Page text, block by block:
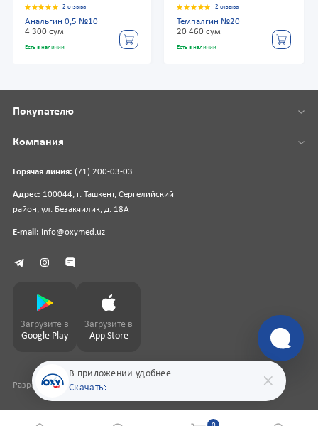
2 отзыва
Анальгин 0,5 №10
4 300 сум
Есть в наличии
2 отзыва
Темпалгин №20
20 460 сум
Есть в наличии
В приложении удобнее
Скачать
Горячая линия: (71) 200-03-03
Адрес: 100044, г. Ташкент, Сергелийский
район, ул. Безакчилик, д. 18А
E-mail: info@oxymed.uz
Покупателю
Компания
Загрузите в
Google Play
Загрузите в
App Store
Разработка сайтаpharmit.uz